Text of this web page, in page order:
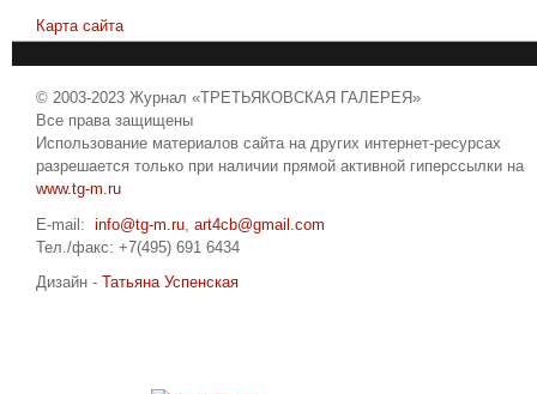
Карта сайта
© 2003-2023 Журнал «ТРЕТЬЯКОВСКАЯ ГАЛЕРЕЯ»
Все права защищены
Использование материалов сайта на других интернет-ресурсах
разрешается только при наличии прямой активной гиперссылки на
www.tg-m.ru
E-mail: info@tg-m.ru art4cb@gmail.com
Тел./факс: +7(495) 691 6434
Дизайн - Татьяна Успенская